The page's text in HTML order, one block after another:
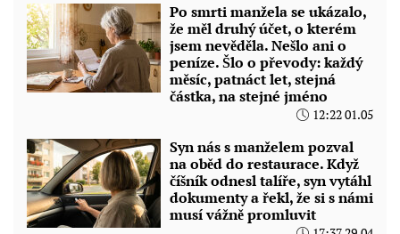
Po smrti manžela se ukázalo,
že měl druhý účet, o kterém
jsem nevěděla. Nešlo ani o
peníze. Šlo o převody: každý
měsíc, patnáct let, stejná
částka, na stejné jméno
12:22 01.05
Syn nás s manželem pozval
na oběd do restaurace. Když
číšník odnesl talíře, syn vytáhl
dokumenty a řekl, že si s námi
musí vážně promluvit